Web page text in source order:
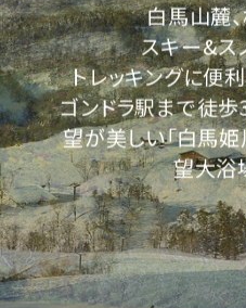
白馬山麓
スキー&ス
トレッキングに便
ゴンドラ駅まで徒
望が美しい「白馬
望大浴
宿泊プラン
アクセス
FAQ